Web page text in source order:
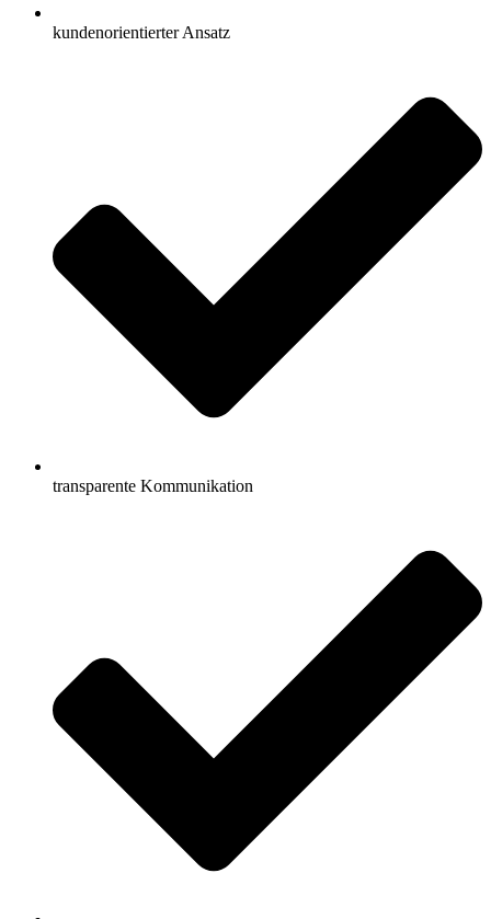
kundenorientierter Ansatz
transparente Kommunikation